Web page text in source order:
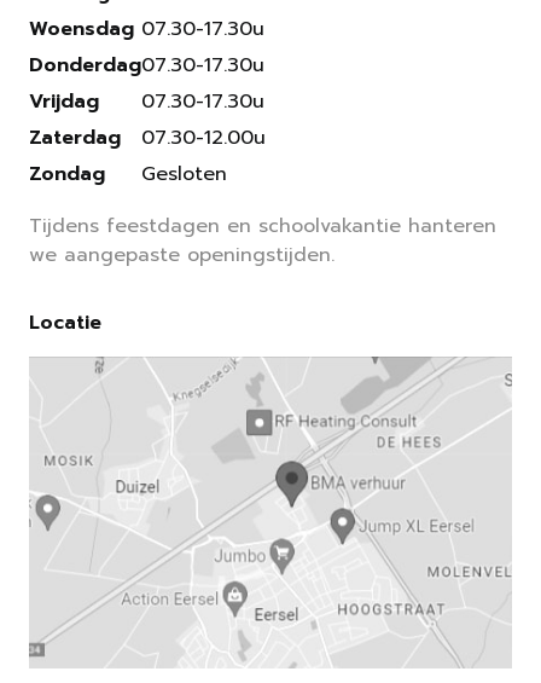
Woensdag
Donderdag
Vrijdag
Zaterdag
Zondag
07.30-17.30u
07.30-17.30u
07.30-17.30u
07.30-12.00u
Gesloten
Tijdens feestdagen en schoolvakantie hanteren
we aangepaste openingstijden.
Locatie